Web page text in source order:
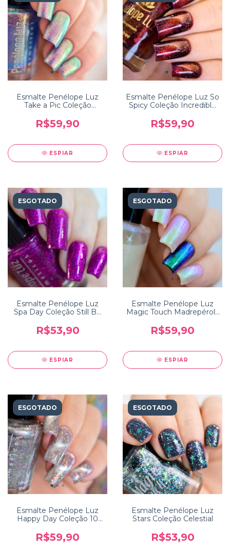
Esmalte Penélope Luz
Take a Pic Coleção
R$59,90
ESPIAR
Esmalte Penélope Luz So
Spicy Coleção Incredible
R$59,90
ESPIAR
ESGOTADO
Esmalte Penélope Luz
Spa Day Coleção Still Be
R$53,90
ESPIAR
ESGOTADO
Esmalte Penélope Luz
Magic Touch Madrepérola
R$59,90
ESPIAR
ESGOTADO
Esmalte Penélope Luz
Happy Day Coleção 10
R$59,90
ESGOTADO
Esmalte Penélope Luz
Stars Coleção Celestial
R$53,90